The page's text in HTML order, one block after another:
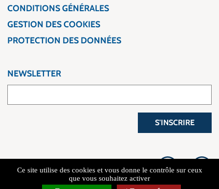
CONDITIONS GÉNÉRALES
GESTION DES COOKIES
PROTECTION DES DONNÉES
NEWSLETTER
S'INSCRIRE
Ce site utilise des cookies et vous donne le contrôle sur ceux
que vous souhaitez activer